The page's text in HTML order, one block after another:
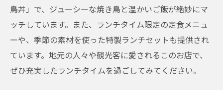
鳥丼」で、ジューシーな焼き鳥と温かいご飯が絶妙にマ
ッチしています。また、ランチタイム限定の定食メニュ
ーや、季節の素材を使った特製ランチセットも提供され
ています。地元の人々や観光客に愛されるこのお店で、
ぜひ充実したランチタイムを過ごしてみてください。